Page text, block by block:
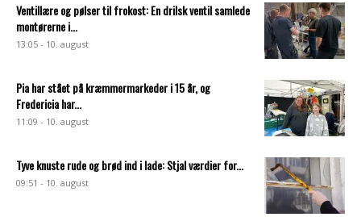
Ventillære og pølser til frokost: En drilsk ventil samlede
montørerne i...
13:05 - 10. august
Pia har stået på kræmmermarkeder i 15 år, og
Fredericia har...
11:09 - 10. august
Tyve knuste rude og brød ind i lade: Stjal værdier for...
09:51 - 10. august